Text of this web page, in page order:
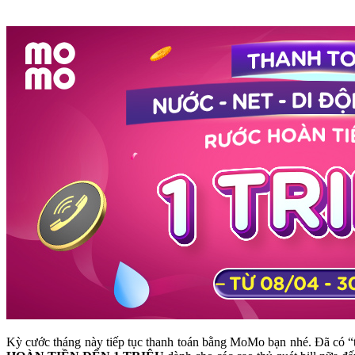
Kỳ cước tháng này tiếp tục thanh toán bằng MoMo bạn nhé. Đã